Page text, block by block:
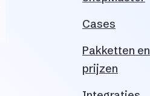
Cases
Pakketten en
prijzen